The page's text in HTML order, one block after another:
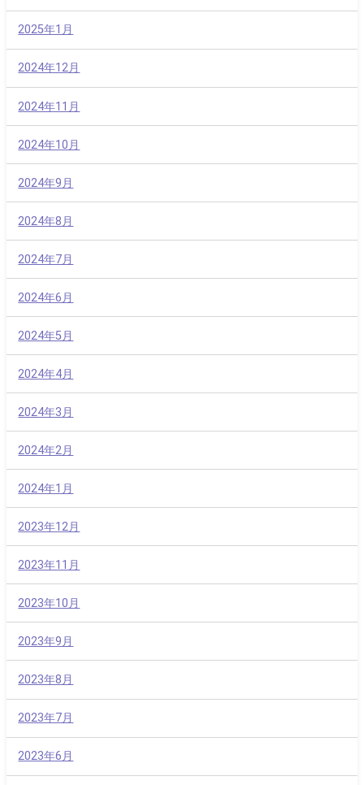
2025年1月
2024年12月
2024年11月
2024年10月
2024年9月
2024年8月
2024年7月
2024年6月
2024年5月
2024年4月
2024年3月
2024年2月
2024年1月
2023年12月
2023年11月
2023年10月
2023年9月
2023年8月
2023年7月
2023年6月